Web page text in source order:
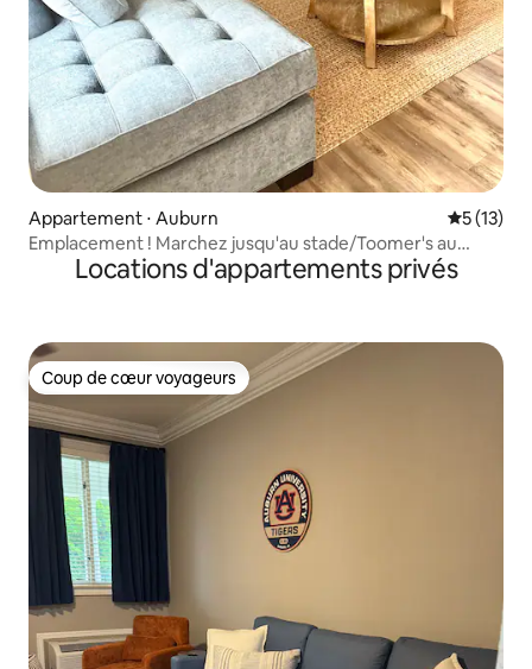
Appartement ⋅ Auburn
5 (13)
Emplacement ! Marchez jusqu'au stade/Toomer's au
cœur d'AULocations d'appartements privés
Coup de cœur voyageurs
Coup de cœur voyageurs